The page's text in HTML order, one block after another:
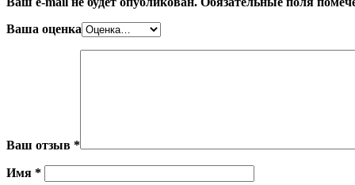
Ваша оценка
Ваш отзыв *
Имя *